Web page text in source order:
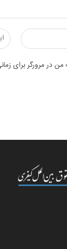
من در مرورگر برای